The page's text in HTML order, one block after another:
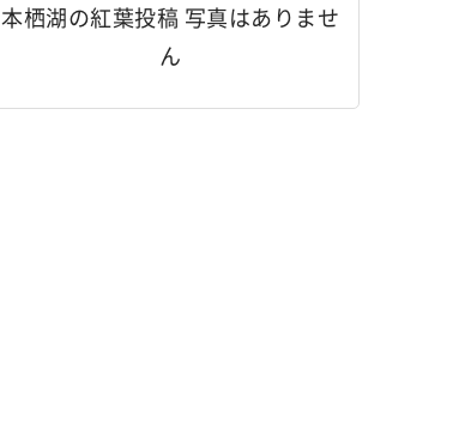
本栖湖の紅葉投稿 写真はありませ
ん